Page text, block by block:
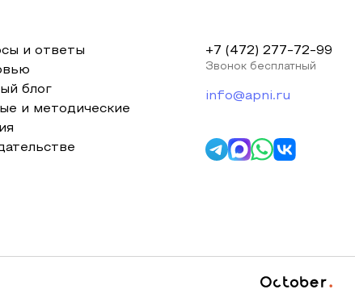
и ответы
блог
и методические
+7 (472) 277-72-99
Звонок бесплатный
info@apni.ru